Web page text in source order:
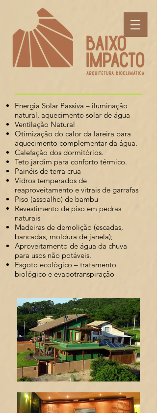
Energia Solar Passiva – iluminação
natural, aquecimento solar de água
Ventilação Natural
Otimização do calor da lareira para
aquecimento complementar da água.
Calefação dos dormitórios.
Teto jardim para conforto térmico.
Painéis de terra crua
Vidros temperados de
reaproveitamento e vitrais de garrafas
Piso (assoalho) de bambu
Revestimento de piso em pedras
naturais
Madeiras de demolição (escadas,
bancadas, moldura de janela);
Aproveitamento de água da chuva
para usos não potáveis.
Esgoto ecológico – tratamento
biológico e evapotranspiração